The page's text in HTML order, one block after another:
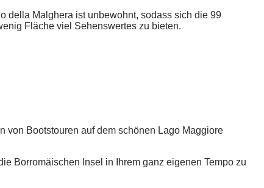
della Malghera ist unbewohnt, sodass sich die 99
Fläche viel Sehenswertes zu bieten.
von Bootstouren auf dem schönen Lago Maggiore
Borromäischen Insel in Ihrem ganz eigenen Tempo zu